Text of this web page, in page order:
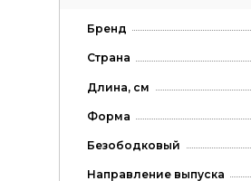
Бренд
Страна
Длина, см
Форма
Безободковый
Направление выпуска